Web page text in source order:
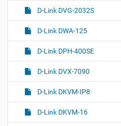
D-Link DVG-2032S
D-Link DWA-125
D-Link DPH-400SE
D-Link DVX-7090
D-Link DKVM-IP8
D-Link DKVM-16